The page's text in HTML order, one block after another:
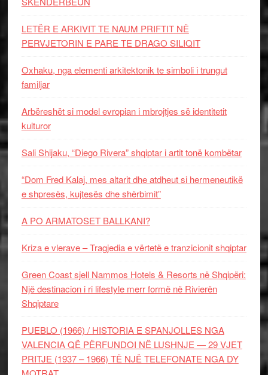
LETËR E ARKIVIT TE NAUM PRIFTIT NË
PERVJETORIN E PARE TE DRAGO SILIQIT
Oxhaku, nga elementi arkitektonik te simboli i trungut
familjar
Arbëreshët si model evropian i mbrojtjes së identitetit
kulturor
Sali Shijaku, “Diego Rivera” shqiptar i artit tonë kombëtar
“Dom Fred Kalaj, mes altarit dhe atdheut si hermeneutikë
e shpresës, kujtesës dhe shërbimit”
A PO ARMATOSET BALLKANI?
Kriza e vlerave – Tragjedia e vërtetë e tranzicionit shqiptar
Green Coast sjell Nammos Hotels & Resorts në Shqipëri:
Një destinacion i ri lifestyle merr formë në Rivierën
Shqiptare
PUEBLO (1966) / HISTORIA E SPANJOLLES NGA
VALENCIA QË PËRFUNDOI NË LUSHNJE — 29 VJET
PRITJE (1937 – 1966) TË NJË TELEFONATE NGA DY